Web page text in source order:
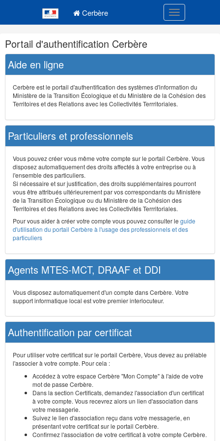
Cerbère Toggle
Navigation
et
outils
annexes
Portail d'authentification Cerbère
Aide en ligne
Cerbère est le portail d'authentification des systèmes d'information du
Ministère de la Transition Écologique et du Ministère de la Cohésion des
Territoires et des Relations avec les Collectivités Terrritoriales.
Particuliers et professionnels
Vous pouvez créer vous même votre compte sur le portail Cerbère. Vous
disposez automatiquement des droits affectés à votre entreprise ou à
l'ensemble des particuliers.
Si nécessaire et sur justification, des droits supplémentaires pourront
vous être attribués ultérieurement par vos correspondants du Ministère
de la Transition Écologique ou du Ministère de la Cohésion des
Territoires et des Relations avec les Collectivités Terrritoriales.
Pour vous aider à créer votre compte vous pouvez consulter le guide
d'utilisation du portail Cerbère à l'usage des professionnels et des
particuliers
Agents MTES-MCT, DRAAF et DDI
Vous disposez automatiquement d'un compte dans Cerbère. Votre
support informatique local est votre premier interlocuteur.
Authentification par certificat
Pour utiliser votre certificat sur le portail Cerbère, Vous devez au prélable
l'associer à votre compte. Pour cela :
Accédez à votre espace Cerbère "Mon Compte" à l'aide de votre
mot de passe Cerbère.
Dans la section Certificats, demandez l'association d'un certificat
à votre compte. Vous recevrez alors un lien d'association dans
votre messagerie.
Suivez le lien d'association reçu dans votre messagerie, en
présentant votre certificat sur le portail Cerbère.
Confirmez l'association de votre certificat à votre compte Cerbère.